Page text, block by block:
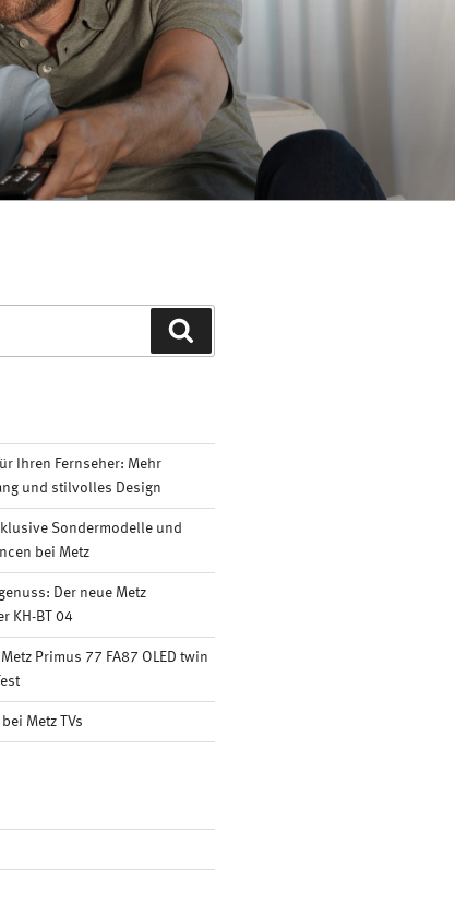
Ihren Fernseher: Mehr
und stilvolles Design
Sondermodelle und
bei Metz
Der neue Metz
KH-BT 04
Primus 77 FA87 OLED twin
Metz TVs